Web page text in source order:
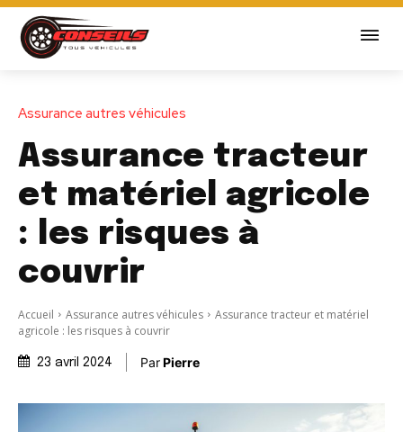
Assurance autres véhicules
Assurance tracteur
et matériel agricole
: les risques à
couvrir
Accueil Assurance autres véhicules
Assurance tracteur et matériel
agricole : les risques à couvrir
23 avril 2024 ParPierre